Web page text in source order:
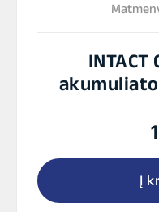
INTACT
Į